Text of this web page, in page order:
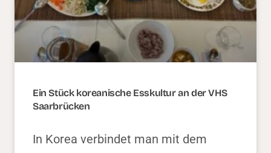
Ein Stück koreanische Esskultur an der VHS
Saarbrücken
In Korea verbindet man mit dem